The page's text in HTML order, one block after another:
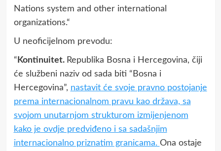
Nations system and other international
organizations.“
U neoficijelnom prevodu:
“ Kontinuitet. Republika Bosna i Hercegovina, čiji
će službeni naziv od sada biti “Bosna i
Hercegovina”, nastavit će svoje pravno postojanje
prema internacionalnom pravu kao država, sa
svojom unutarnjom strukturom izmijenjenom
kako je ovdje predviđeno i sa sadašnjim
internacionalno priznatim granicama. Ona ostaje